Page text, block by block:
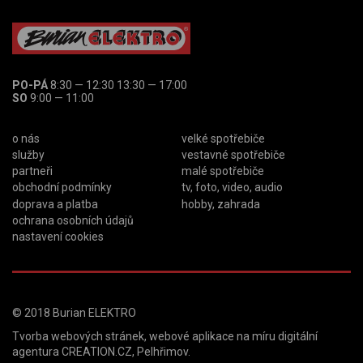
PO-PÁ8:30 — 12:30 13:30 — 17:00
SO 9:00 — 11:00
o nás
služby
partneři
obchodní podmínky
doprava a platba
ochrana osobních údajů
nastavení cookies
velké spotřebiče
vestavné spotřebiče
malé spotřebiče
tv, foto, video, audio
hobby, zahrada
© 2018 Burian ELEKTRO
Tvorba webových stránek, webové aplikace na míru digitální
agentura CREATION.CZ, Pelhřimov.